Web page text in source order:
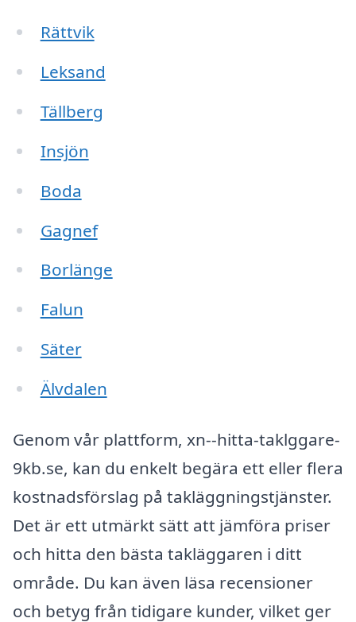
Rättvik
Leksand
Tällberg
Insjön
Boda
Gagnef
Borlänge
Falun
Säter
Älvdalen
Genom vår plattform, xn--hitta-taklggare-
9kb.se, kan du enkelt begära ett eller flera
kostnadsförslag på takläggningstjänster.
Det är ett utmärkt sätt att jämföra priser
och hitta den bästa takläggaren i ditt
område. Du kan även läsa recensioner
och betyg från tidigare kunder, vilket ger